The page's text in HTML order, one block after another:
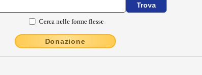
Cerca nelle forme flesse
Donazione